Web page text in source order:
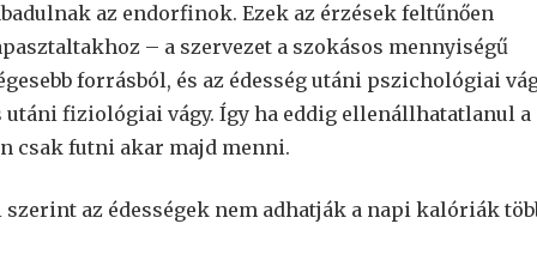
az endorfinok. Ezek az érzések feltűnően
– a szervezet a szokásos mennyiségű
forrásból, és az édesség utáni pszichológiai
fiziológiai vágy. Így ha eddig ellenállhatatlanul a
csak futni akar majd menni.
az édességek nem adhatják a napi kalóriák